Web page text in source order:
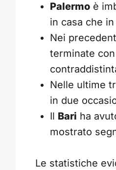
Palermo è
in casa che
Nei
terminate
Nelle ultime
in due
Il Bari ha
mostrato
Le statistiche